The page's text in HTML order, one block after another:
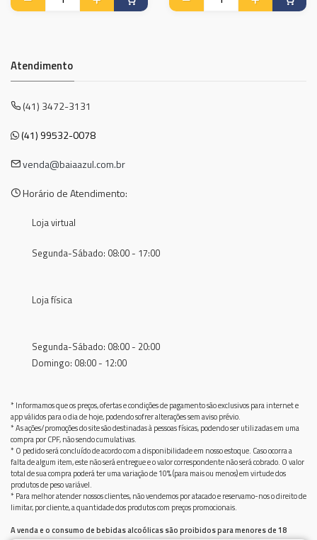
Atendimento
(41) 3472-3131
(41) 99532-0078
venda@baiaazul.com.br
Horário de Atendimento:
Loja virtual
Segunda-Sábado: 08:00 - 17:00
Loja física
Segunda-Sábado: 08:00 - 20:00
Domingo: 08:00 - 12:00
* Informamos que os preços, ofertas e condições de pagamento são exclusivos para internet e
app válidos para o dia de hoje, podendo sofrer alterações sem aviso prévio.
* As ações/promoções do site são destinadas à pessoas físicas, podendo ser utilizadas em uma
compra por CPF, não sendo cumulativas.
* O pedido será concluído de acordo com a disponibilidade em nosso estoque. Caso ocorra a
falta de algum item, este não será entregue e o valor correspondente não será cobrado. O valor
total de sua compra poderá ter uma variação de 10% (para mais ou menos) em virtude dos
produtos de peso variável.
* Para melhor atender nossos clientes, não vendemos por atacado e reservamo-nos o direito de
limitar, por cliente, a quantidade dos produtos com preços promocionais.
A venda e o consumo de bebidas alcoólicas são proibidos para menores de 18